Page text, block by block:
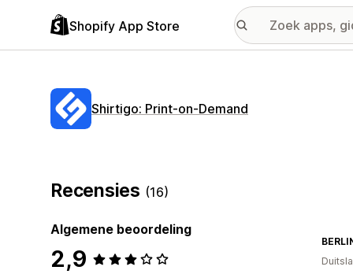
Shopify App Store
Shirtigo: Print‑on‑Demand
Recensies (16)
Algemene beoordeling
2,9